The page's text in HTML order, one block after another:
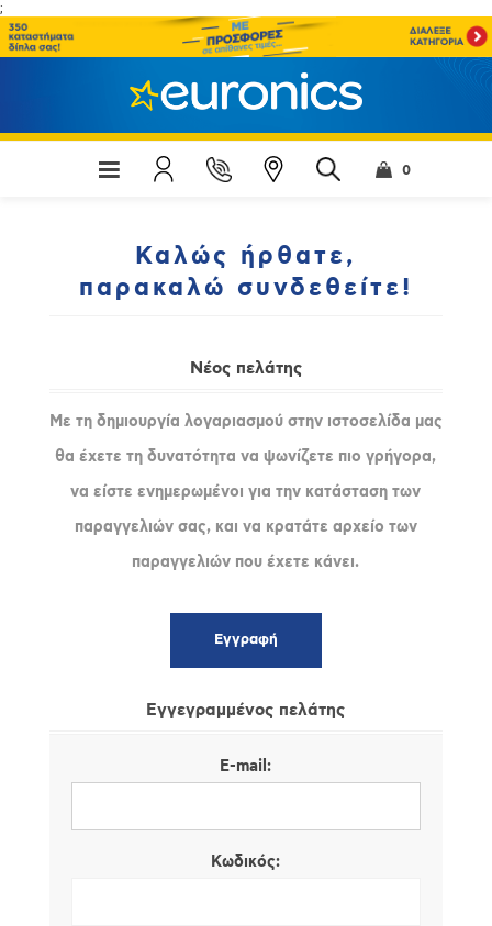
;
0
Καλώς ήρθατε,
παρακαλώ συνδεθείτε!
Νέος πελάτης
Με τη δημιουργία λογαριασμού στην ιστοσελίδα μας
θα έχετε τη δυνατότητα να ψωνίζετε πιο γρήγορα,
να είστε ενημερωμένοι για την κατάσταση των
παραγγελιών σας, και να κρατάτε αρχείο των
παραγγελιών που έχετε κάνει.
Εγγεγραμμένος πελάτης
E-mail:
Κωδικός: